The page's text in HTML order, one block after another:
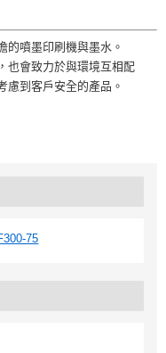
的噴墨印刷機與墨水。
也會致力於與環境互相配
慮到客戶安全的產品。
75